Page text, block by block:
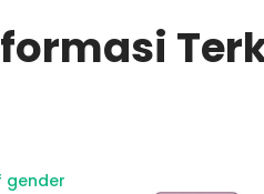
gender